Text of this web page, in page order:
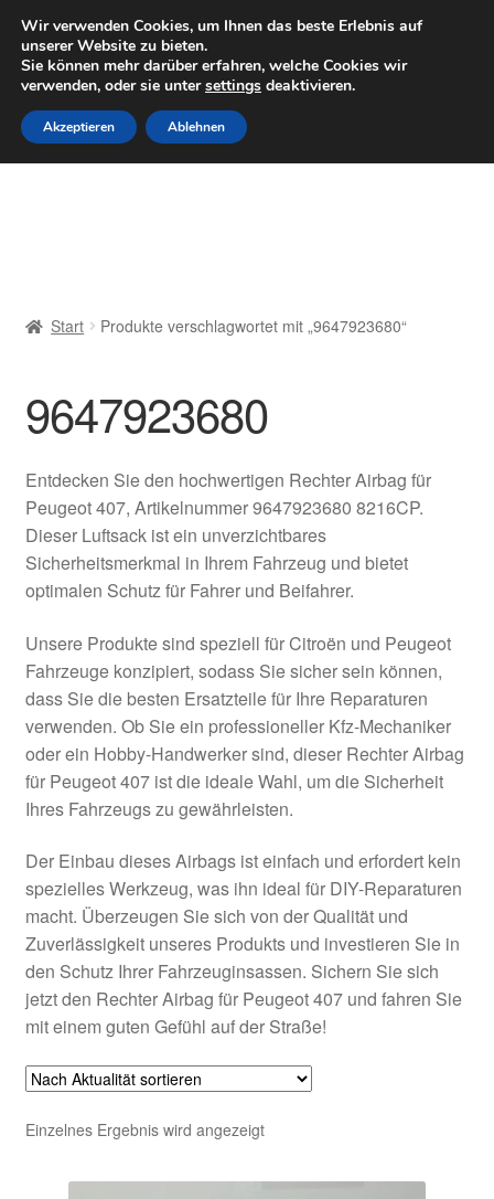
LIEFERUNG ab 6 EUR
Mo–Fr 9–16 Uhr · 0175 7465658
Zur
Navigation
springen
Zum
Inhalt
springen
Datenschutz-Bestimmungen
Impressum
Kasse
Kontakt
Lieferung
Mein Konto
Über uns
Weltweiter Versand
Zahlungen
Start Produkte verschlagwortet mit „9647923680“
9647923680
Entdecken Sie den hochwertigen Rechter Airbag für
Peugeot 407, Artikelnummer 9647923680 8216CP.
Dieser Luftsack ist ein unverzichtbares
Sicherheitsmerkmal in Ihrem Fahrzeug und bietet
optimalen Schutz für Fahrer und Beifahrer.
Unsere Produkte sind speziell für Citroën und Peugeot
Fahrzeuge konzipiert, sodass Sie sicher sein können,
dass Sie die besten Ersatzteile für Ihre Reparaturen
verwenden. Ob Sie ein professioneller Kfz-Mechaniker
oder ein Hobby-Handwerker sind, dieser Rechter Airbag
für Peugeot 407 ist die ideale Wahl, um die Sicherheit
Ihres Fahrzeugs zu gewährleisten.
Der Einbau dieses Airbags ist einfach und erfordert kein
spezielles Werkzeug, was ihn ideal für DIY-Reparaturen
macht. Überzeugen Sie sich von der Qualität und
Zuverlässigkeit unseres Produkts und investieren Sie in
den Schutz Ihrer Fahrzeuginsassen. Sichern Sie sich
jetzt den Rechter Airbag für Peugeot 407 und fahren Sie
mit einem guten Gefühl auf der Straße!
Einzelnes Ergebnis wird angezeigt
Wir verwenden Cookies, um Ihnen das beste Erlebnis auf
unserer Website zu bieten.
Sie können mehr darüber erfahren, welche Cookies wir
verwenden, oder sie untersettings deaktivieren.
Akzeptieren Ablehnen